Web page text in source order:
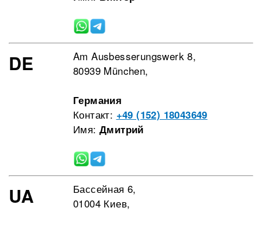
DE
Am Ausbesserungswerk 8,
80939 München,
Германия
Контакт: +49 (152) 18043649
Имя: Дмитрий
UA
Бассейная 6,
01004 Киев,